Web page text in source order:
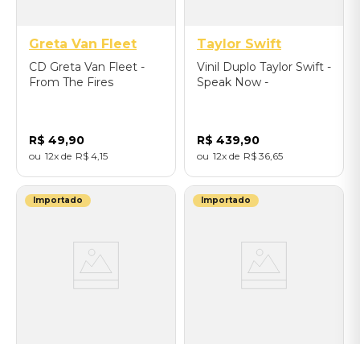
Greta Van Fleet
CD Greta Van Fleet -
From The Fires
R$ 49,90
12 R$ 4 15
Taylor Swift
Vinil Duplo Taylor Swift -
Speak Now -
R$ 439,90
12 R$ 36 65
Importado Importado